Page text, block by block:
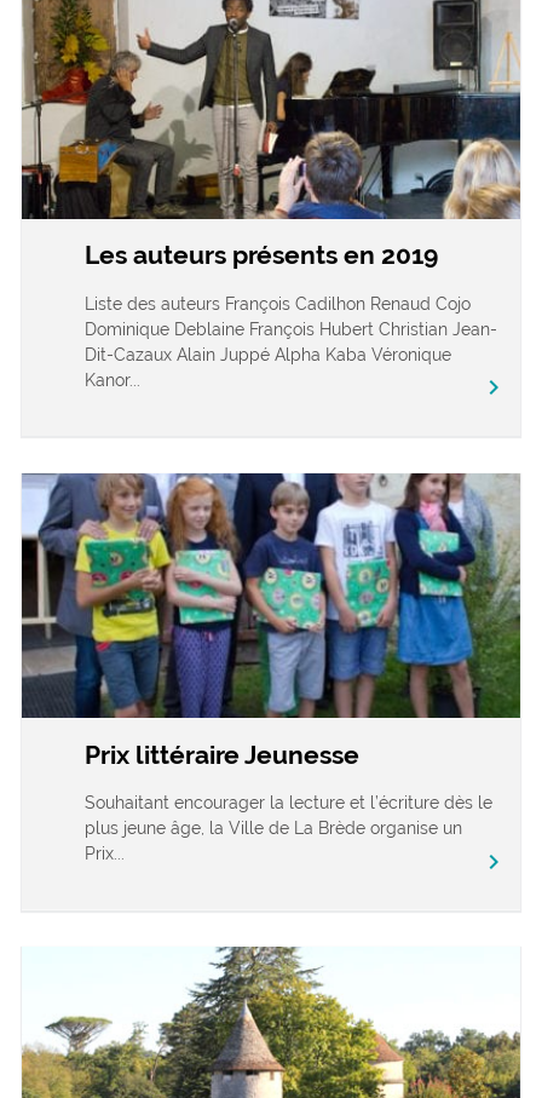
Les auteurs présents en 2019
Liste des auteurs François Cadilhon Renaud Cojo
Dominique Deblaine François Hubert Christian Jean-
Dit-Cazaux Alain Juppé Alpha Kaba Véronique
Kanor...
chevron_right
Prix littéraire Jeunesse
Souhaitant encourager la lecture et l’écriture dès le
plus jeune âge, la Ville de La Brède organise un
Prix...
chevron_right